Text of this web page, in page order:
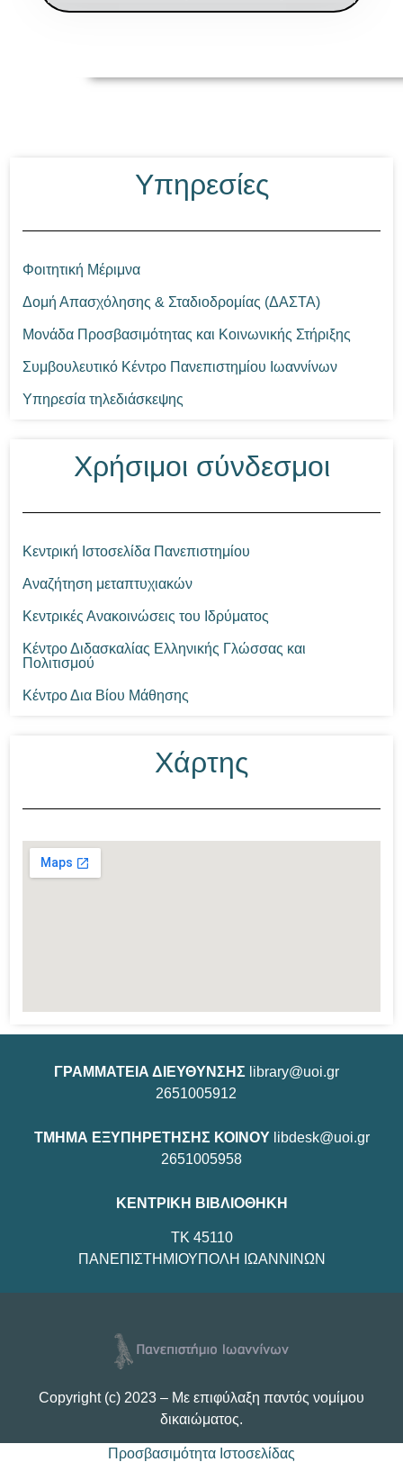
Υπηρεσίες
Φοιτητική Μέριμνα
Δομή Απασχόλησης & Σταδιοδρομίας (ΔΑΣΤΑ)
Μονάδα Προσβασιμότητας και Κοινωνικής Στήριξης
Συμβουλευτικό Κέντρο Πανεπιστημίου Ιωαννίνων
Υπηρεσία τηλεδιάσκεψης
Χρήσιμοι σύνδεσμοι
Κεντρική Ιστοσελίδα Πανεπιστημίου
Αναζήτηση μεταπτυχιακών
Κεντρικές Ανακοινώσεις του Ιδρύματος
Κέντρο Διδασκαλίας Ελληνικής Γλώσσας και
Πολιτισμού
Κέντρο Δια Βίου Μάθησης
Χάρτης
ΓΡΑΜΜΑΤΕΙΑ ΔΙΕΥΘΥΝΣΗΣ library@uoi.gr
2651005912
ΤΜΗΜΑ ΕΞΥΠΗΡΕΤΗΣΗΣ ΚΟΙΝΟΥlibdesk@uoi.gr
2651005958
ΚΕΝΤΡΙΚΗ ΒΙΒΛΙΟΘΗΚΗ
TK 45110
ΠΑΝΕΠΙΣΤΗΜΙΟΥΠΟΛΗ ΙΩΑΝΝΙΝΩΝ
Copyright (c) 2023 – Με επιφύλαξη παντός νομίμου
δικαιώματος.
Προσβασιμότητα Ιστοσελίδας